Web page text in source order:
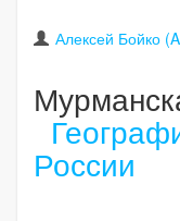
Алексей Бойко
России